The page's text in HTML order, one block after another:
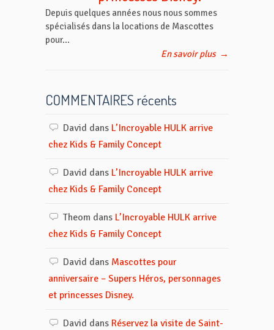
Depuis quelques années nous nous sommes
spécialisés dans la locations de Mascottes
pour...
En savoir plus →
COMMENTAIRES récents
David dans L’Incroyable HULK arrive
chez Kids & Family Concept
David dans L’Incroyable HULK arrive
chez Kids & Family Concept
Theom dans L’Incroyable HULK arrive
chez Kids & Family Concept
David dans Mascottes pour
anniversaire – Supers Héros, personnages
et princesses Disney.
David dans Réservez la visite de Saint-